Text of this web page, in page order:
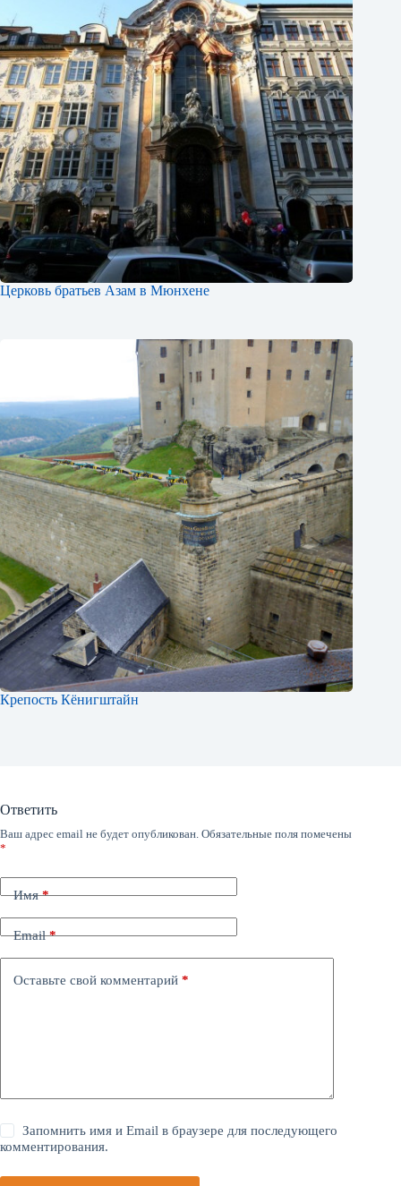
Церковь братьев Азам в Мюнхене
Крепость Кёнигштайн
Ответить
Ваш адрес email не будет опубликован. Обязательные поля помечены
*
Имя*
Email*
Оставьте свой комментарий *
Запомнить имя и Email в браузере для последующего
комментирования.